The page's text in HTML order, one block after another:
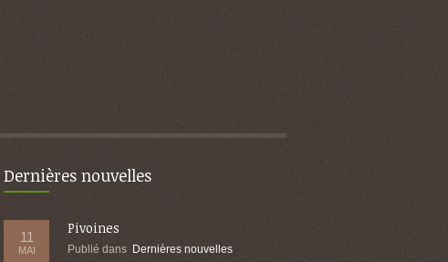
Dernières nouvelles
11
MAI
Pivoines
Publié dans Dernières nouvelles